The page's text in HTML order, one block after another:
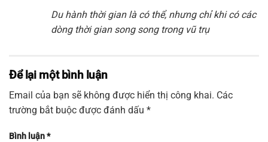
Du hành thời gian là có thể, nhưng chỉ khi có các
dòng thời gian song song trong vũ trụ
Để lại một bình luận
Email của bạn sẽ không được hiển thị công khai. Các
trường bắt buộc được đánh dấu *
Bình luận*